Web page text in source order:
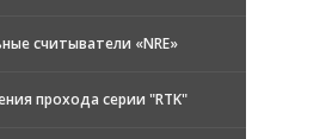
считыватели «NRE»
прохода серии "RTK"